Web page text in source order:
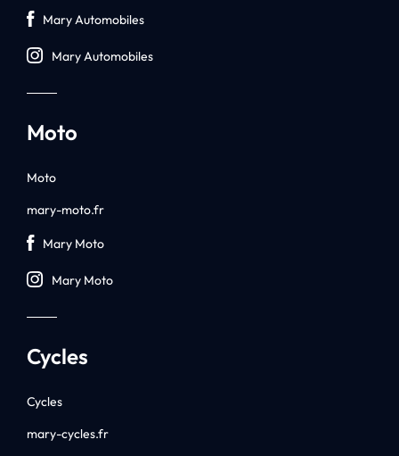
Mary Automobiles
Mary Automobiles
Moto
Moto
mary-moto.fr
Mary Moto
Mary Moto
Cycles
Cycles
mary-cycles.fr